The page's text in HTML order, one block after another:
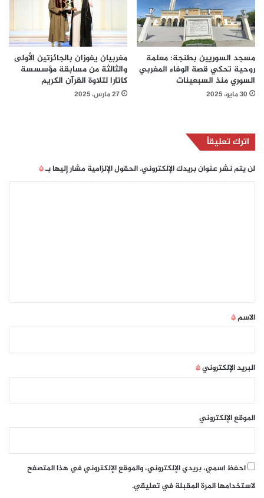
مسجد السوريين بطنجة: معلمة
روحية تحكي قصة الوفاء المغربي
السوري منذ السبعينات
30 مايو، 2025
مغربيان يفوزان بالجائزتين الأولى
والثالثة من مسابقة مؤسسسة
كاتارا لتلاوة القرآن الكريم
27 مارس، 2025
اترك تعليقاً
لن يتم نشر عنوان بريدك الإلكتروني.الحقول الإلزامية مشار إليها بـ*
*
الاسم*
البريد الإلكتروني*
الموقع الإلكتروني
احفظ اسمي، بريدي الإلكتروني، والموقع الإلكتروني في هذا المتصفح
لاستخدامها المرة المقبلة في تعليقي.